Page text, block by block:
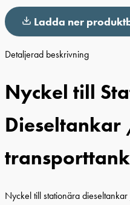
Ladda ner
Detaljerad beskrivning
Nyckel till
Nyckel till stationära